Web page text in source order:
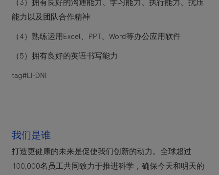
（3）拥有良好的沟通能力、学习能力、执行能力、抗压
能力以及团队合作精神
（4）熟练运用Excel、 PPT、 Word等办公应用软件
（5）拥有良好的英语书写能力
tag#LI-DNI
我们是谁
打造更健康的未来是促使我们创新的动力。全球超过
100,000名员工共同致力于推进科学，确保今天和明天的